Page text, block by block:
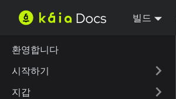
빌드
환영합니다
시작하기
지갑